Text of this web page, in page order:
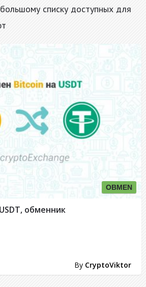
списку доступных для
OBMEN
By CryptoViktor
обменник